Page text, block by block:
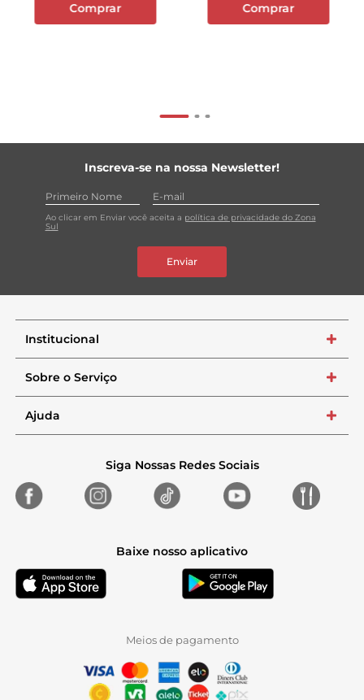
Comprar Comprar
Inscreva-se na nossa Newsletter!
Ao clicar em Enviar você aceita a política de privacidade do Zona
Sul
Enviar
Institucional +
Sobre o Serviço +
Ajuda +
Siga Nossas Redes Sociais
Baixe nosso aplicativo
Meios de pagamento